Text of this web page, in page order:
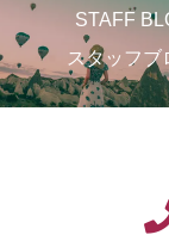
STAFF
スタッフブ